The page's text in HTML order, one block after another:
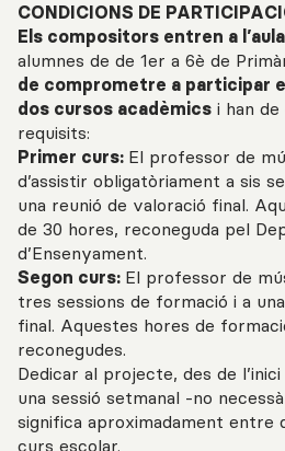
CONDICIONS DE
Els compositors entren a l’aula
alumnes de de 1er a 6è de
de comprometre a participar
dos cursos acadèmics i han
requisits:
Primer curs: El professor de
d’assistir obligatòriament a sis
una reunió de valoració final.
de 30 hores, ‎reconeguda pel
d’Ensenyament.
Segon curs: El professor de
tres sessions de formació i a
final. Aquestes hores de
reconegudes.
Dedicar al projecte, des de
una sessió setmanal -no
‎significa aproximadament entre
curs escolar.